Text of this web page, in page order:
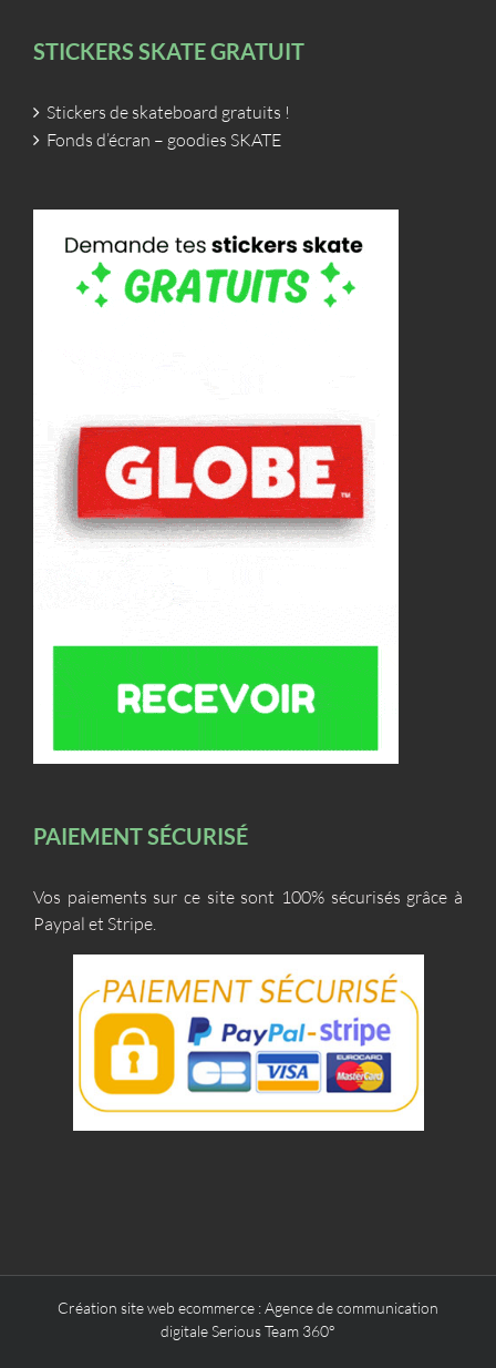
STICKERS SKATE GRATUIT
Stickers de skateboard gratuits !
Fonds d’écran – goodies SKATE
PAIEMENT SÉCURISÉ
Vos paiements sur ce site sont 100% sécurisés grâce à
Paypal et Stripe.
Création site web ecommerce :Agence de communication
digitale Serious Team 360°